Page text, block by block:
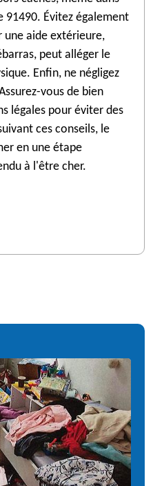
91490. Évitez également
aide extérieure,
peut alléger le
Enfin, ne négligez
vous de bien
légales pour éviter des
ces conseils, le
en une étape
à l'être cher.